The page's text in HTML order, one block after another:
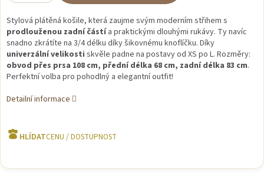
Stylová plátěná košile, která zaujme svým moderním střihem s
prodlouženou zadní částía praktickými dlouhými rukávy. Ty navíc
snadno zkrátíte na 3/4 délku díky šikovnému knoflíčku. Díky
univerzální velikosti skvěle padne na postavy od XS po L. Rozměry:
obvod přes prsa 108 cm, přední délka 68 cm, zadní délka 83 cm.
Perfektní volba pro pohodlný a elegantní outfit!
Detailní informace
HLÍDAT